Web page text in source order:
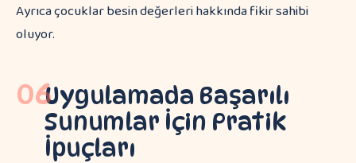
Ayrıca çocuklar besin değerleri hakkında fikir sahibi
oluyor.
06Uygulamada Başarılı
Sunumlar İçin Pratik
İpuçları